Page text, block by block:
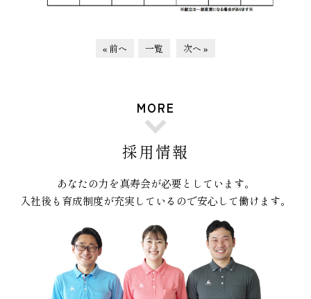
« 前へ 一覧 次へ »
MORE
採用情報
あなたの力を真寿会が必要としています。
入社後も育成制度が充実しているので安心して働けます。